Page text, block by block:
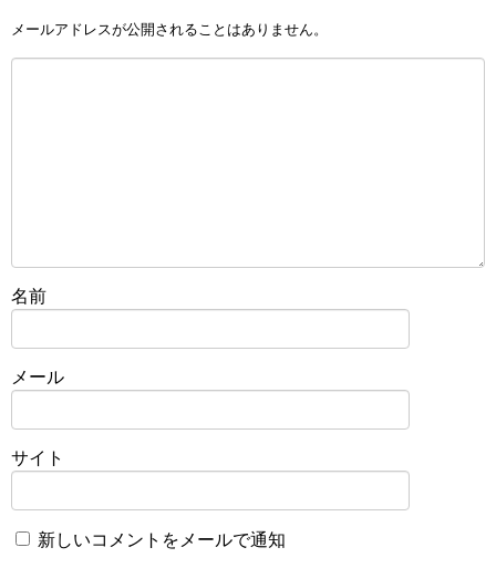
メールアドレスが公開されることはありません。
名前
メール
サイト
新しいコメントをメールで通知